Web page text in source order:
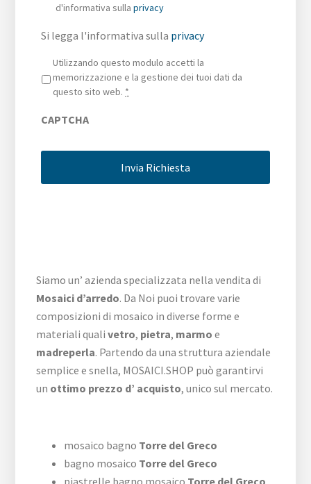
d'informativa sullaprivacy
Si legga l'informativa sulla privacy
Privacy *
Utilizzando questo modulo accetti la
memorizzazione e la gestione dei tuoi dati da
questo sito web. *
CAPTCHA
Siamo un’ azienda specializzata nella vendita di
Mosaici d’arredo. Da Noi puoi trovare varie
composizioni di mosaico in diverse forme e
materiali qualivetro, pietra, marmo e
madreperla. Partendo da una struttura aziendale
semplice e snella, MOSAICI.SHOP può garantirvi
un ottimo prezzo d’ acquisto, unico sul mercato.
mosaico bagno Torre del Greco
bagno mosaico Torre del Greco
piastrelle bagno mosaico Torre del Greco